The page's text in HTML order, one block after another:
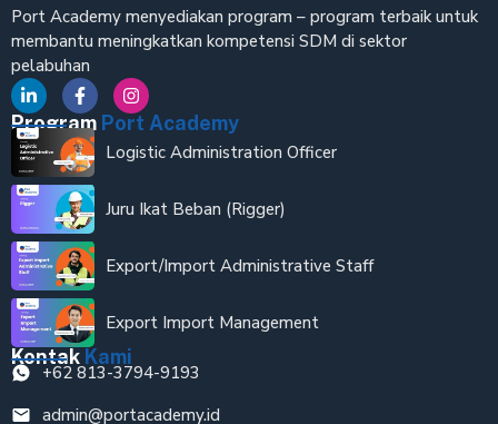
Port Academy menyediakan program – program terbaik untuk
membantu meningkatkan kompetensi SDM di sektor
pelabuhan
Program Port Academy
Logistic Administration Officer
Juru Ikat Beban (Rigger)
Export/Import Administrative Staff
Export Import Management
Kontak Kami
+62 813-3794-9193
admin@portacademy.id